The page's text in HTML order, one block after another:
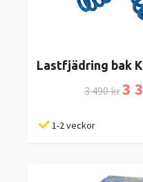
Lastfjädring bak
3 490 kr3
1-2 veckor